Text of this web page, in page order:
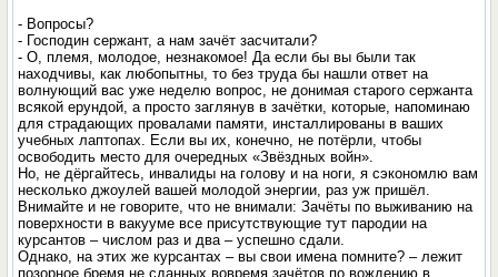
- Вопросы?
- Господин сержант, а нам зачёт засчитали?
- О, племя, молодое, незнакомое! Да если бы вы были так
находчивы, как любопытны, то без труда бы нашли ответ на
волнующий вас уже неделю вопрос, не донимая старого сержанта
всякой ерундой, а просто заглянув в зачётки, которые, напоминаю
для страдающих провалами памяти, инсталлированы в ваших
учебных лаптопах. Если вы их, конечно, не потёрли, чтобы
освободить место для очередных «Звёздных войн».
Но, не дёргайтесь, инвалиды на голову и на ноги, я сэкономлю вам
несколько джоулей вашей молодой энергии, раз уж пришёл.
Внимайте и не говорите, что не внимали: Зачёты по выживанию на
поверхности в вакууме все присутствующие тут пародии на
курсантов – числом раз и два – успешно сдали.
Однако, на этих же курсантах – вы свои имена помните? – лежит
позорное бремя не сданных вовремя зачётов по вождению в